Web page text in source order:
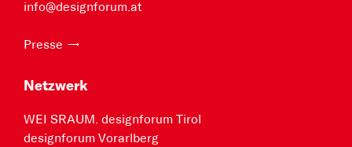
info@designforum.at
Presse
Netzwerk
WEI SRAUM. designforum Tirol
designforum Vorarlberg